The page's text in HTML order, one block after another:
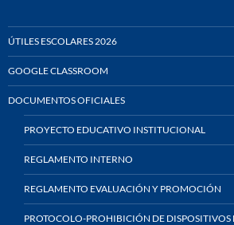
ÚTILES ESCOLARES 2026
GOOGLE CLASSROOM
DOCUMENTOS OFICIALES
PROYECTO EDUCATIVO INSTITUCIONAL
REGLAMENTO INTERNO
REGLAMENTO EVALUACIÓN Y PROMOCIÓN
PROTOCOLO-PROHIBICIÓN DE DISPOSITIVOS